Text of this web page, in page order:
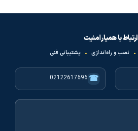
ارتباط با همیار امنیت
• نصب و راه‌اندازی • پشتیبانی فنی
☎
02122617696